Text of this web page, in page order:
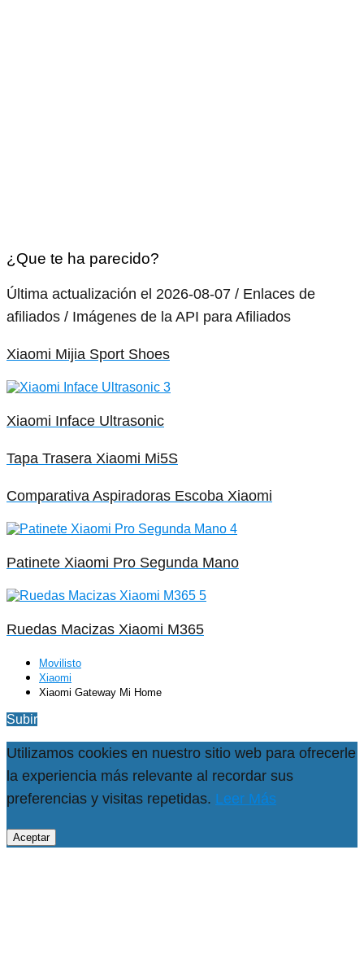
¿Que te ha parecido?
Última actualización el 2026-08-07 / Enlaces de
afiliados / Imágenes de la API para Afiliados
Xiaomi Mijia Sport Shoes
Xiaomi Inface Ultrasonic
Tapa Trasera Xiaomi Mi5S
Comparativa Aspiradoras Escoba Xiaomi
Patinete Xiaomi Pro Segunda Mano
Ruedas Macizas Xiaomi M365
Movilisto
Xiaomi
Xiaomi Gateway Mi Home
Subir
Utilizamos cookies en nuestro sitio web para ofrecerle
la experiencia más relevante al recordar sus
preferencias y visitas repetidas. Leer Más
Aceptar